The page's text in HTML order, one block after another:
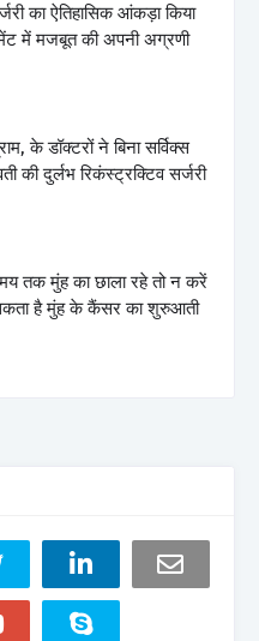
का ऐतिहासिक आंकड़ा किया
में मजबूत की अपनी अग्रणी
के डॉक्टरों ने बिना सर्विक्स
की दुर्लभ रिकंस्ट्रक्टिव सर्जरी
तक मुंह का छाला रहे तो न करें
है मुंह के कैंसर का शुरुआती